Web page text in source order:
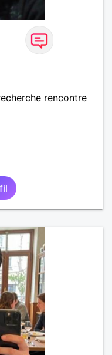
rencontre